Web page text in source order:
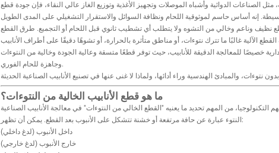
الصناعات الدوائية وأشباه الموصلات وتجهيز الأغذية وتوزيع الغاز عالي النقاء، فإن جودة قطع
نظيف وناعم وخالي من التشوه ولا يتطلب أي تشطيب ثانوي قبل اللحام أو التجميع. طرق القطع
خصيصًا للمعالجة الدقيقة للأنابيب، حيث توفر قطعًا متسقة وعالية الجودة وخالية من النتوءات
وجاهزة للحام الفوري.
ما هو قطع الأنابيب الخالية من النتوءات؟
النتوء عبارة عن حافة مرتفعة أو خشنة تتشكل على الأنبوب بعد القطع. يمكن أن تظهر:
داخل الأنبوب (لدغ داخلي)
خارج الأنبوب (لدغ خارجي)